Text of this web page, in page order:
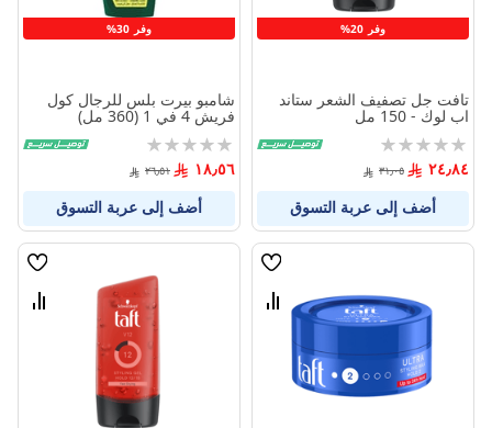
وفر 20%
تافت جل تصفيف الشعر ستاند
اب لوك - 150 مل
Rating:
0%
٢٤٫٨٤ ٣١٫٠٥
أضف إلى عربة التسوق
وفر 30%
شامبو بيرت بلس للرجال كول
فريش 4 في 1 (360 مل)
Rating:
0%
١٨٫٥٦ ٢٦٫٥١
أضف إلى عربة التسوق
قائمة
قارن
قائمة
قارن